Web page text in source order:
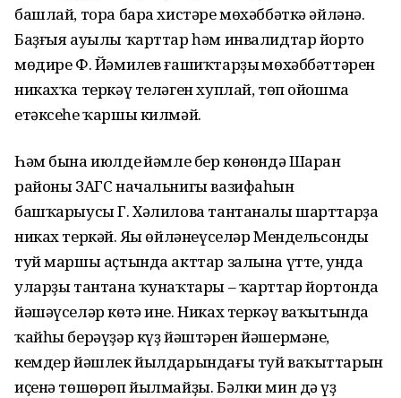
башлай, тора бара хистәре мөхәббәткә әйләнә.
Баҙғыя ауылы ҡарттар һәм инвалидтар йорто
мөдире Ф. Йәмилев ғашиҡтарҙың мөхәббәттәрен
никахҡа теркәү теләген хуплай, төп ойошма
етәксеһе ҡаршы килмәй.
Һәм бына июлдең йәмле бер көнөндә Шаран
районы ЗАГС начальнигы вазифаһын
башҡарыусы Г. Хәлилова тантаналы шарттарҙа
никах теркәй. Яңы өйләнеүселәр Мендельсондың
туй маршы аҫтында акттар залына үтте, унда
уларҙы тантана ҡунаҡтары – ҡарттар йортонда
йәшәүселәр көтә ине. Никах теркәү ваҡытында
ҡайһы берәүҙәр күҙ йәштәрен йәшермәне,
кемдер йәшлек йылдарындағы туй ваҡыттарын
иҫенә төшөрөп йылмайҙы. Бәлки мин дә үҙ